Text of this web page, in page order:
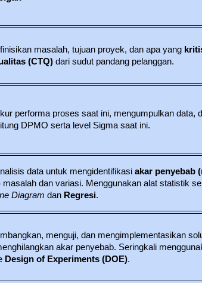
masalah, tujuan proyek, dan apa yang
(CTQ) dari sudut pandang pelanggan.
performa proses saat ini, mengumpulkan data,
DPMO serta level Sigma saat ini.
data untuk mengidentifikasiakar penyebab
masalah dan variasi. Menggunakan alat statistik
Diagram dan Regresi.
menguji, dan mengimplementasikan
akar penyebab. Seringkali
Design of Experiments (DOE).